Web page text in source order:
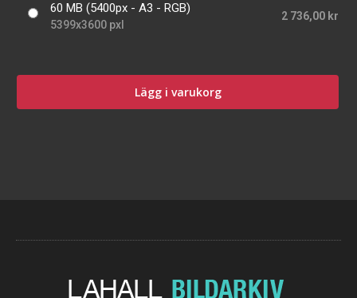
60 MB (5400px - A3 - RGB)
5399x3600 pxl
2 736,00 kr
Lägg i varukorg